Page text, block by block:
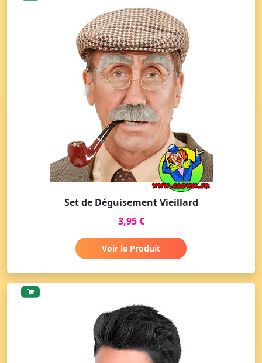
Set de Déguisement Vieillard
3,95 €
Voir le Produit